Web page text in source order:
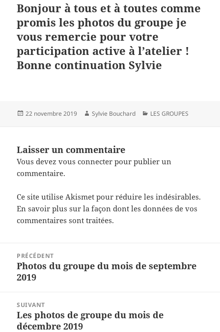
Bonjour à tous et à toutes comme
promis les photos du groupe je
vous remercie pour votre
participation active à l’atelier !
Bonne continuation Sylvie
Publié
22 novembre 2019 Auteur
Sylvie Bouchard Catégories
LES GROUPES
Laisser un commentaire
Vous devezvous connecter pour publier un
commentaire.
Ce site utilise Akismet pour réduire les indésirables.
En savoir plus sur la façon dont les données de vos
commentaires sont traitées.
l’article
PRÉCÉDENT
Article
précédent :
Photos du groupe du mois de septembre
2019
SUIVANT
Article
suivant :
Les photos de groupe du mois de
décembre 2019